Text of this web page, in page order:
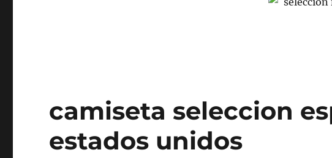
camiseta seleccion
estados unidos